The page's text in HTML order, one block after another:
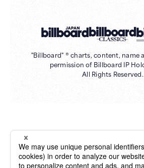
"Billboard" ® charts, content, name
permission of Billboard IP
All Rights Reserved.